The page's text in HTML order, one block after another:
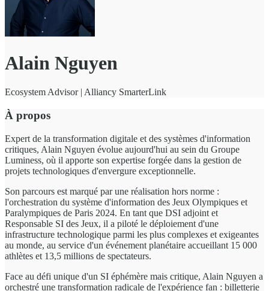
Alain Nguyen
Ecosystem Advisor | Alliancy SmarterLink
À propos
Expert de la transformation digitale et des systèmes d'information
critiques, Alain Nguyen évolue aujourd'hui au sein du Groupe
Luminess, où il apporte son expertise forgée dans la gestion de
projets technologiques d'envergure exceptionnelle.
Son parcours est marqué par une réalisation hors norme :
l'orchestration du système d'information des Jeux Olympiques et
Paralympiques de Paris 2024. En tant que DSI adjoint et
Responsable SI des Jeux, il a piloté le déploiement d'une
infrastructure technologique parmi les plus complexes et exigeantes
au monde, au service d'un événement planétaire accueillant 15 000
athlètes et 13,5 millions de spectateurs.
Face au défi unique d'un SI éphémère mais critique, Alain Nguyen a
orchestré une transformation radicale de l'expérience fan : billetterie